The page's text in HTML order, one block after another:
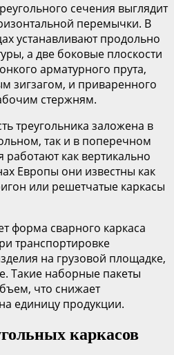
сечения выглядит
перемычки. В
устанавливают продольно
а две боковые плоскости
арматурного прута,
зигзагом, и приваренного
стержням.
треугольника заложена в
так и в поперечном
работают как вертикально
Европы они известны как
или решетчатые каркасы
форма сварного каркаса
транспортировке
на грузовой площадке,
Такие наборные пакеты
что снижает
единицу продукции.
каркасов